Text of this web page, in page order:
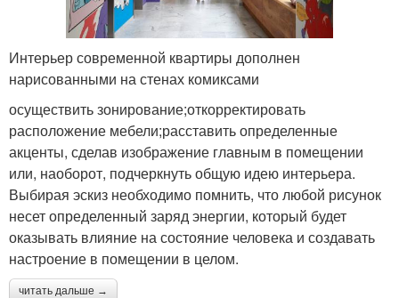
Интерьер современной квартиры дополнен
нарисованными на стенах комиксами
осуществить зонирование;откорректировать
расположение мебели;расставить определенные
акценты, сделав изображение главным в помещении
или, наоборот, подчеркнуть общую идею интерьера.
Выбирая эскиз необходимо помнить, что любой рисунок
несет определенный заряд энергии, который будет
оказывать влияние на состояние человека и создавать
настроение в помещении в целом.
читать дальше →